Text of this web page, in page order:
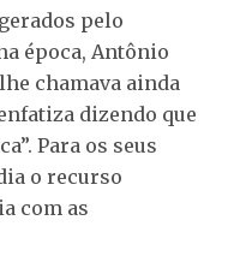
pelo
época, Antônio
chamava ainda
dizendo que
Para os seus
o recurso
com as